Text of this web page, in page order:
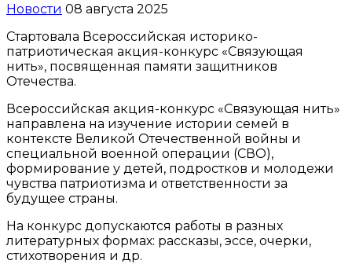
Новости 08 августа 2025
Стартовала Всероссийская историко-
патриотическая акция-конкурс «Связующая
нить», посвященная памяти защитников
Отечества.
Всероссийская акция-конкурс «Связующая нить»
направлена на изучение истории семей в
контексте Великой Отечественной войны и
специальной военной операции (СВО),
формирование у детей, подростков и молодежи
чувства патриотизма и ответственности за
будущее страны.
На конкурс допускаются работы в разных
литературных формах: рассказы, эссе, очерки,
стихотворения и др.